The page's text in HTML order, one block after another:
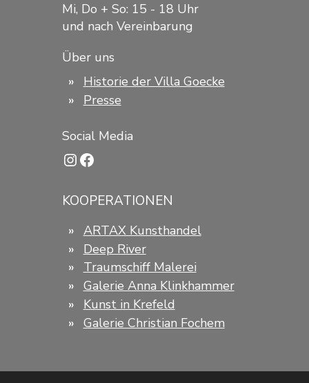
Mi, Do + So: 15 - 18 Uhr
und nach Vereinbarung
Über uns
Historie der Villa Goecke
Presse
Social Media
Instagram
Facebook
KOOPERATIONEN
ARTAX Kunsthandel
Deep River
Traumschiff Malerei
Galerie Anna Klinkhammer
Kunst in Krefeld
Galerie Christian Fochem